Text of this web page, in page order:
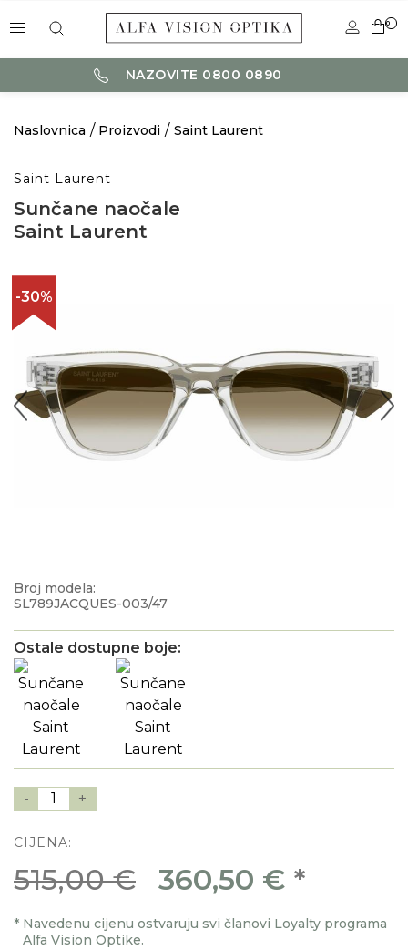
0
NAZOVITE 0800 0890
Naslovnica Proizvodi Saint Laurent
Saint Laurent
Sunčane naočale
Saint Laurent
-30%
Broj modela:
SL789JACQUES-003/47
Ostale dostupne boje:
- 1 +
CIJENA:
515,00 € 360,50 € *
* Navedenu cijenu ostvaruju svi članovi Loyalty programa
Alfa Vision Optike.